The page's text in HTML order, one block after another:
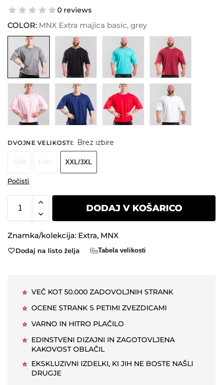
0 reviews
COLOR: MNX Extra majica basic, grey
DVOJNE VELIKOSTI: Brez izbire
XXL/3XL
Počisti
DODAJ V KOŠARICO
Znamka/kolekcija: Extra, MNX
Dodaj na listo želja Tabela velikosti
⭐ VEČ KOT 50.000 ZADOVOLJNIH STRANK
⭐ OCENE STRANK S PETIMI ZVEZDICAMI
⭐ VARNO IN HITRO PLAČILO
⭐ EDINSTVENI DIZAJNI IN ZAGOTOVLJENA
KAKOVOST OBLAČIL
⭐ EKSKLUZIVNI IZDELKI, KI JIH NE BOSTE NAŠLI
DRUGJE